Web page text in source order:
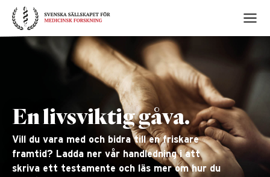
Skip
content
En livsviktig gåva.
Vill du vara med och bidra till en friskare
framtid? Ladda ner vår handledning i att
skriva ett testamente och läs mer om hur du